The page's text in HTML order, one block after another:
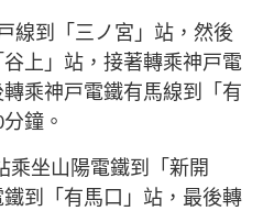
線到「三ノ宮」站，然後
上」站，接著轉乘神戸電
乘神戸電鐵有馬線到「有
鐘。
乘坐山陽電鐵到「新開
到「有馬口」站，最後轉